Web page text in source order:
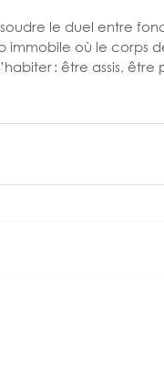
le duel entre
où le corps
: être assis,